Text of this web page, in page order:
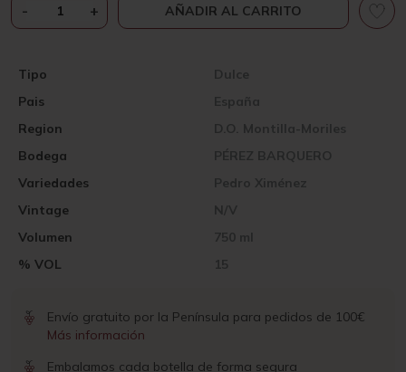
Pais España
Vintage N/V
Region D.O. Montilla-Moriles
Volumen 750 ml
Bodega PÉREZ BARQUERO
% VOL 15
Variedades Pedro Ximénez
Tipo Dulce
-GRAN
BARQUERO
XIMÉNEZ
SOLERA
6
AÑOS
+ AÑADIR AL CARRITO
Envío gratuito por la Península para pedidos de 100€
Más información
Embalamos cada botella de forma segura